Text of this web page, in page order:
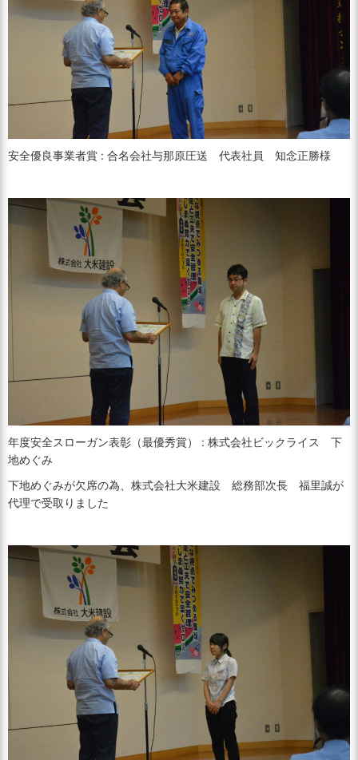
安全優良事業者賞 : 合名会社与那原圧送 代表社員 知念正勝様
年度安全スローガン表彰（最優秀賞） : 株式会社ビックライス 下
地めぐみ
下地めぐみが欠席の為、株式会社大米建設 総務部次長 福里誠が
代理で受取りました